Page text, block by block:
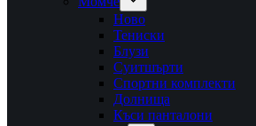
Ново
Тениски
Блузи
Суитшърти
Спортни комплекти
Долнища
Къси панталони